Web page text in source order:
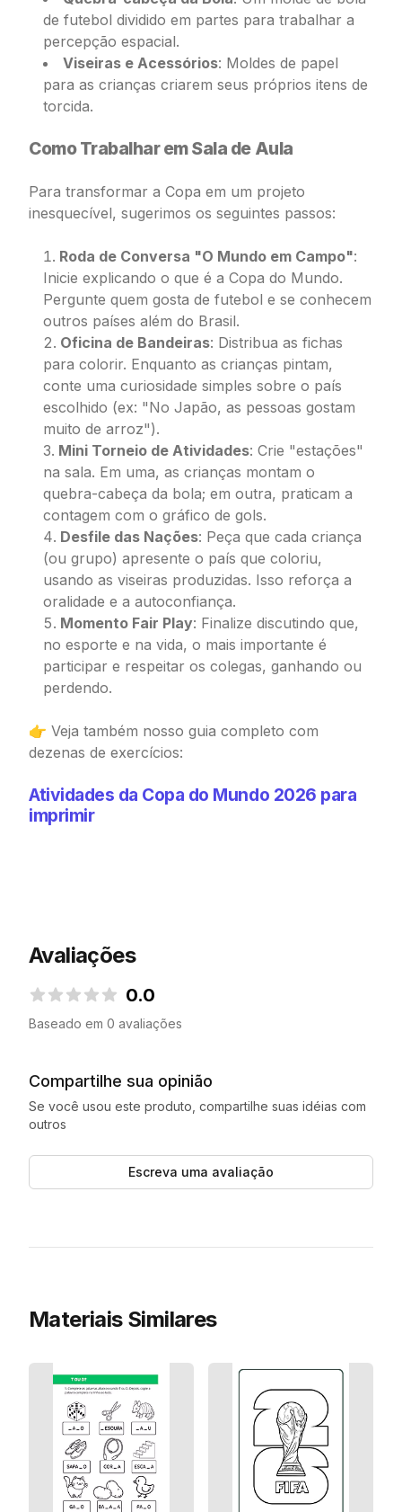
de futebol dividido em partes para trabalhar a
percepção espacial.
Viseiras e Acessórios: Moldes de papel
para as crianças criarem seus próprios itens de
torcida.
Como Trabalhar em Sala de Aula
Para transformar a Copa em um projeto
inesquecível, sugerimos os seguintes passos:
Roda de Conversa "O Mundo em Campo":
Inicie explicando o que é a Copa do Mundo.
Pergunte quem gosta de futebol e se conhecem
outros países além do Brasil.
Oficina de Bandeiras: Distribua as fichas
para colorir. Enquanto as crianças pintam,
conte uma curiosidade simples sobre o país
escolhido (ex: "No Japão, as pessoas gostam
muito de arroz").
Mini Torneio de Atividades: Crie "estações"
na sala. Em uma, as crianças montam o
quebra-cabeça da bola; em outra, praticam a
contagem com o gráfico de gols.
Desfile das Nações: Peça que cada criança
(ou grupo) apresente o país que coloriu,
usando as viseiras produzidas. Isso reforça a
oralidade e a autoconfiança.
Momento Fair Play: Finalize discutindo que,
no esporte e na vida, o mais importante é
participar e respeitar os colegas, ganhando ou
perdendo.
👉 Veja também nosso guia completo com
dezenas de exercícios:
Atividades da Copa do Mundo 2026 para
imprimir
Avaliações
0.0
Baseado em 0 avaliações
Compartilhe sua opinião
Se você usou este produto, compartilhe suas idéias com
outros
Escreva uma avaliação
Materiais Similares